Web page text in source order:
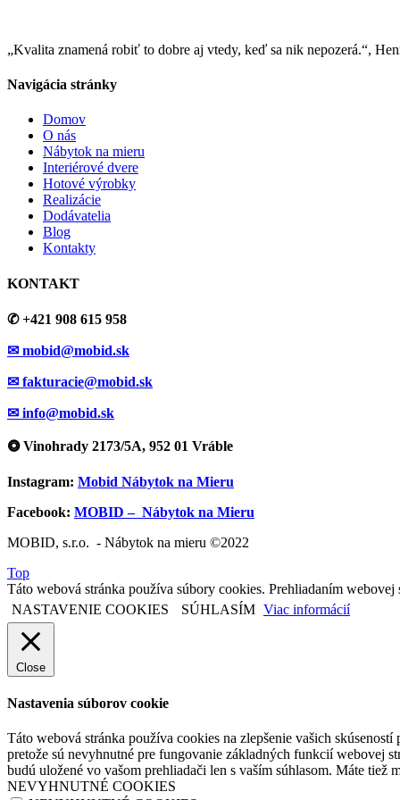
„Kvalita znamená robiť to dobre aj vtedy, keď sa nik nepozerá.“,
Navigácia stránky
Domov
O nás
Nábytok na mieru
Interiérové dvere
Hotové výrobky
Realizácie
Dodávatelia
Blog
Kontakty
KONTAKT
✆ +421 908 615 958
✉ mobid@mobid.sk
✉ fakturacie@mobid.sk
✉ info@mobid.sk
⭗ Vinohrady 2173/5A, 952 01 Vráble
Instagram: Mobid Nábytok na Mieru
Facebook: MOBID – Nábytok na Mieru
MOBID, s.r.o. - Nábytok na mieru ©2022
Top
Táto webová stránka používa súbory cookies. Prehliadaním
NASTAVENIE COOKIES
SÚHLASÍM Viac informácií
Close
Nastavenia súborov cookie
Táto webová stránka používa cookies na zlepšenie vašich
pretože sú nevyhnutné pre fungovanie základných funkcií webovej
budú uložené vo vašom prehliadači len s vaším súhlasom. Máte
NEVYHNUTNÉ COOKIES